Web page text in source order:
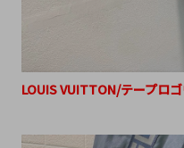
LOUIS VUITTON/テープロ